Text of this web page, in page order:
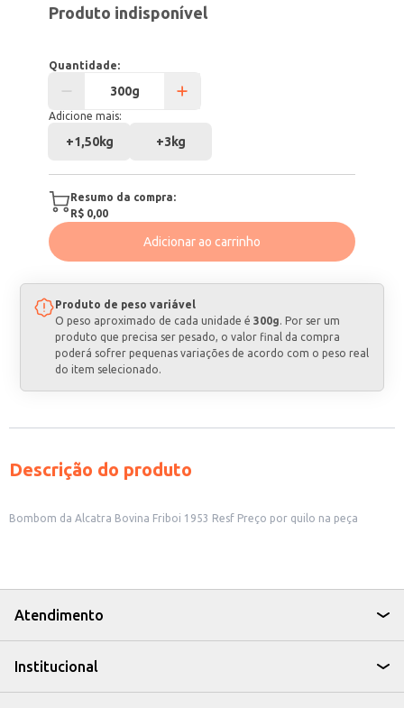
Produto indisponível
Quantidade:
Adicione mais:
+1,50kg +3kg
Resumo da compra:
R$ 0,00
Adicionar ao carrinho
Produto de peso variável
O peso aproximado de cada unidade é 300g. Por ser um
produto que precisa ser pesado, o valor final da compra
poderá sofrer pequenas variações de acordo com o peso real
do item selecionado.
Descrição do produto
Bombom da Alcatra Bovina Friboi 1953 Resf Preço por quilo na peça
Atendimento
Institucional